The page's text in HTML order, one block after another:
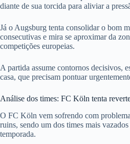
diante de sua torcida para aliviar a
Já o Augsburg tenta consolidar o bom
consecutivas e mira se aproximar da
competições europeias.
A partida assume contornos decisivos,
casa, que precisam pontuar
Análise dos times: FC Köln tenta
O FC Köln vem sofrendo com
ruins, sendo um dos times mais
temporada.